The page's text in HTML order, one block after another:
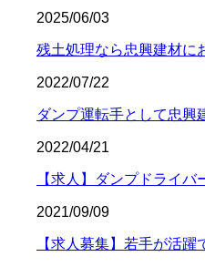
2025/06/03
残土処理なら忠興建材に
2022/07/22
ダンプ運転手として忠興
2022/04/21
【求人】ダンプドライ
2021/09/09
【求人募集】若手が活躍